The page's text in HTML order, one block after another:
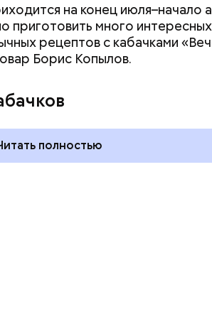
отмечают в России и мире 3
августа
на конец июля–начало
приготовить много
рецептов с кабачками
Борис Копылов.
полностью